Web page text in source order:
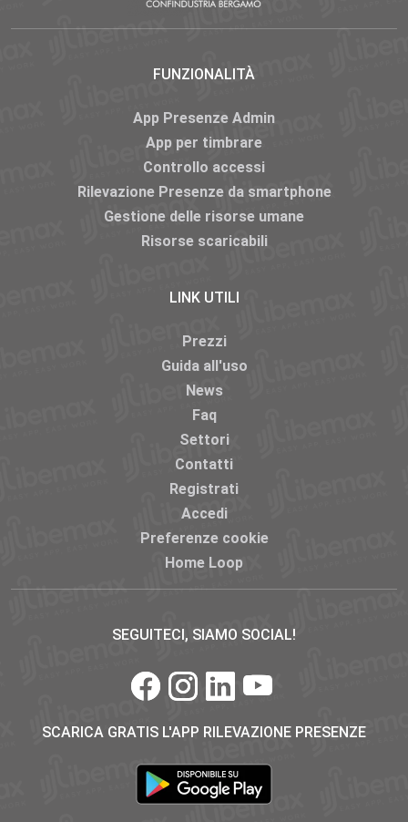
FUNZIONALITÀ
App Presenze Admin
App per timbrare
Controllo accessi
Rilevazione Presenze da smartphone
Gestione delle risorse umane
Risorse scaricabili
LINK UTILI
Prezzi
Guida all'uso
News
Faq
Settori
Contatti
Registrati
Accedi
Preferenze cookie
Home Loop
SEGUITECI, SIAMO SOCIAL!
SCARICA GRATIS L'APP RILEVAZIONE PRESENZE